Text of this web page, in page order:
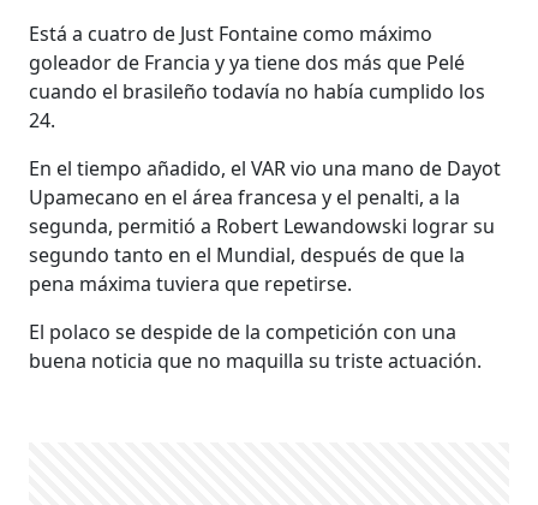
Está a cuatro de Just Fontaine como máximo
goleador de Francia y ya tiene dos más que Pelé
cuando el brasileño todavía no había cumplido los
24.
En el tiempo añadido, el VAR vio una mano de Dayot
Upamecano en el área francesa y el penalti, a la
segunda, permitió a Robert Lewandowski lograr su
segundo tanto en el Mundial, después de que la
pena máxima tuviera que repetirse.
El polaco se despide de la competición con una
buena noticia que no maquilla su triste actuación.